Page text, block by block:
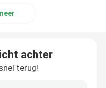
achter
terug!